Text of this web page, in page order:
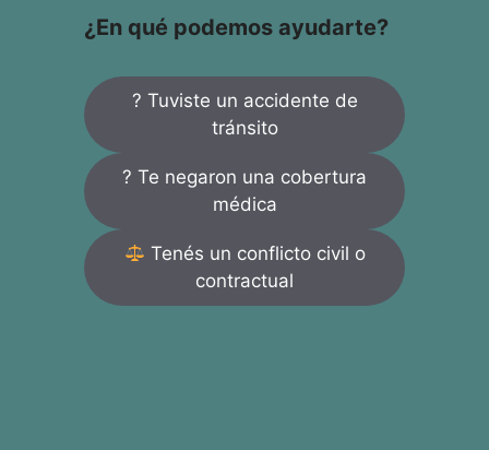
¿En qué podemos ayudarte?
? Tuviste un accidente de
tránsito
? Te negaron una cobertura
médica
Tenés un conflicto civil o
contractual